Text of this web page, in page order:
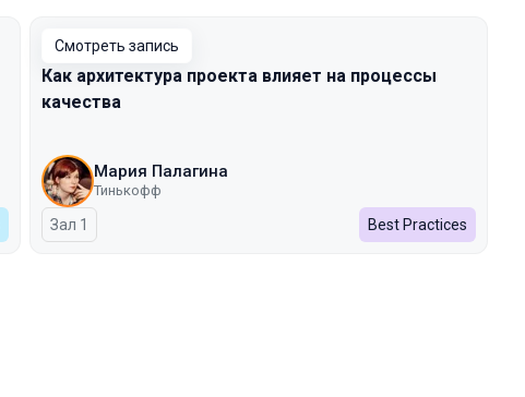
Смотреть запись
Как архитектура проекта влияет на процессы
качества
Мария Палагина
Тинькофф
Зал 1 Best Practices